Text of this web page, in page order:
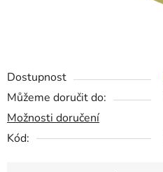
Dostupnost
Můžeme doručit do:
Možnosti doručení
Kód: